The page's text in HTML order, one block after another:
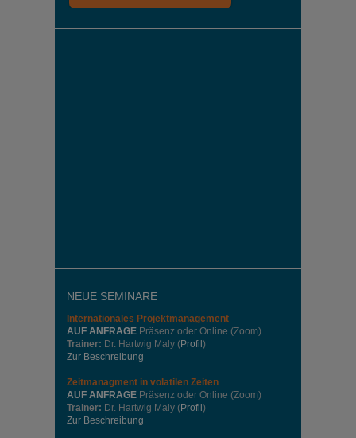
NEUE SEMINARE
Internationales Projektmanagement
AUF ANFRAGE Präsenz oder Online (Zoom)
Trainer: Dr. Hartwig Maly (Profil )
Zur Beschreibung
Zeitmanagment in volatilen Zeiten
AUF ANFRAGE Präsenz oder Online (Zoom)
Trainer: Dr. Hartwig Maly (Profil )
Zur Beschreibung